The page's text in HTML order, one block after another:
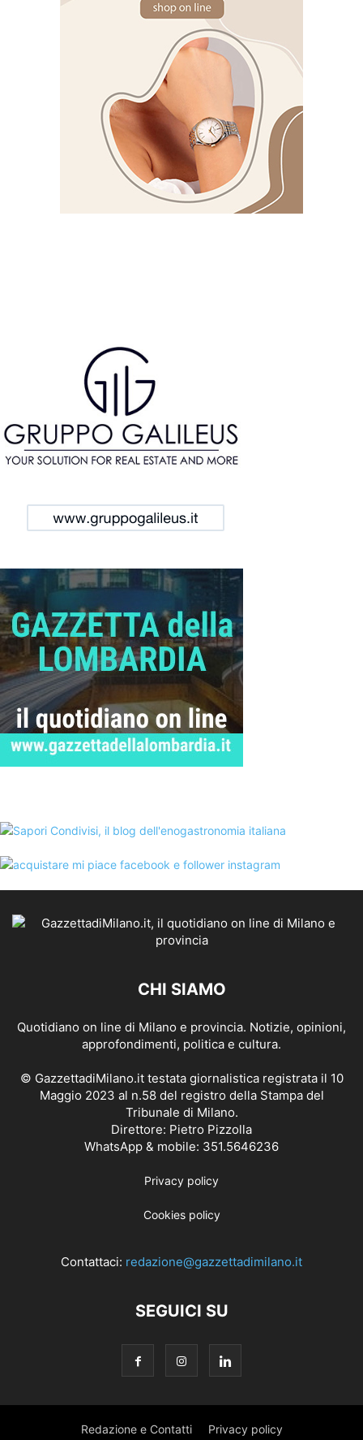
CHI SIAMO
Quotidiano on line di Milano e provincia. Notizie, opinioni,
approfondimenti, politica e cultura.
© GazzettadiMilano.it testata giornalistica registrata il 10
Maggio 2023 al n.58 del registro della Stampa del
Tribunale di Milano.
Direttore: Pietro Pizzolla
WhatsApp & mobile: 351.5646236
Privacy policy
Cookies policy
Contattaci: redazione@gazzettadimilano.it
SEGUICI SU
Redazione e Contatti Privacy policy